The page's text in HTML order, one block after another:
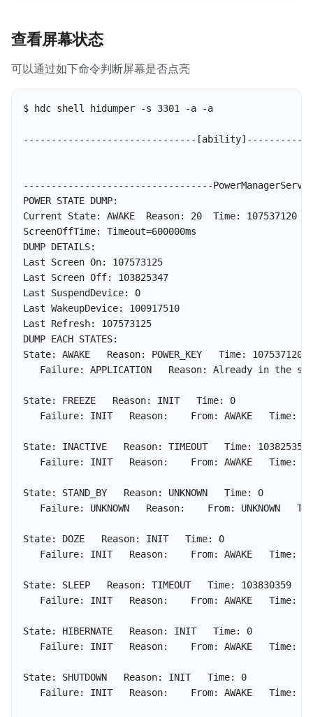
查看屏幕状态
可以通过如下命令判断屏幕是否点亮
$ hdc shell hidumper -s 3301 -a -a
-------------------------------
----------------------------------
POWER STATE DUMP:
Current State: AWAKE  Reason: 20  Time: 107537120
ScreenOffTime: Timeout=600000ms
DUMP DETAILS:
Last Screen On: 107573125
Last Screen Off: 103825347
Last SuspendDevice: 0
Last WakeupDevice: 100917510
Last Refresh: 107573125
DUMP EACH STATES:
State: AWAKE   Reason: POWER_KEY   Time: 107537120
Failure: APPLICATION   Reason: Already in the
State: FREEZE   Reason: INIT   Time: 0
   Failure: INIT   Reason:    From: AWAKE   Time: 0
State: INACTIVE   Reason: TIMEOUT   Time: 103825357
   Failure: INIT   Reason:    From: AWAKE   Time: 0
State: STAND_BY   Reason: UNKNOWN   Time: 0
Failure: UNKNOWN   Reason:    From: UNKNOWN
State: DOZE   Reason: INIT   Time: 0
   Failure: INIT   Reason:    From: AWAKE   Time: 0
State: SLEEP   Reason: TIMEOUT   Time: 103830359
   Failure: INIT   Reason:    From: AWAKE   Time: 0
State: HIBERNATE   Reason: INIT   Time: 0
   Failure: INIT   Reason:    From: AWAKE   Time: 0
State: SHUTDOWN   Reason: INIT   Time: 0
   Failure: INIT   Reason:    From: AWAKE   Time: 0